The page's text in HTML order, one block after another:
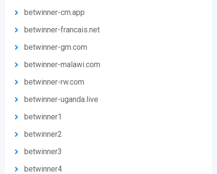
betwinner-cm.app
betwinner-francais.net
betwinner-gm.com
betwinner-malawi.com
betwinner-rw.com
betwinner-uganda.live
betwinner1
betwinner2
betwinner3
betwinner4